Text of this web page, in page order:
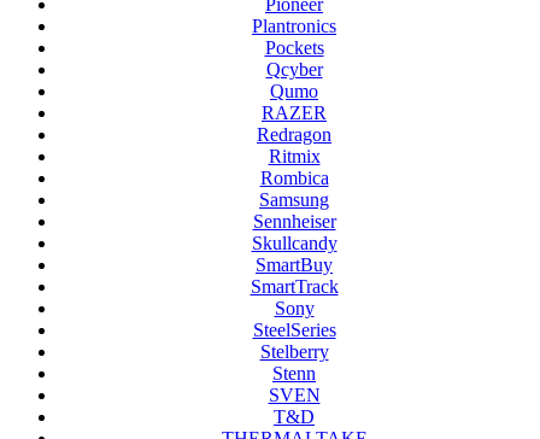
Pioneer
Plantronics
Pockets
Qcyber
Qumo
RAZER
Redragon
Ritmix
Rombica
Samsung
Sennheiser
Skullcandy
SmartBuy
SmartTrack
Sony
SteelSeries
Stelberry
Stenn
SVEN
T&D